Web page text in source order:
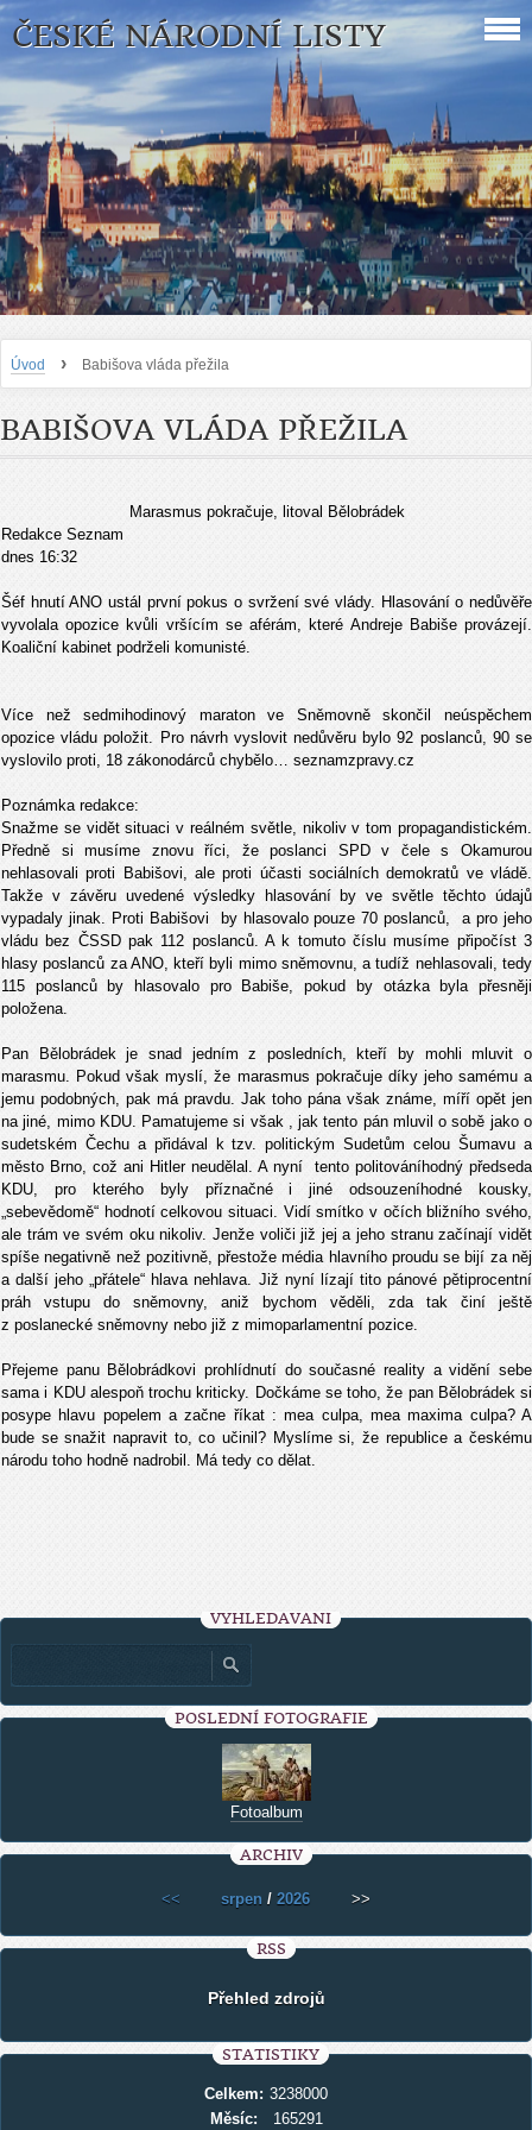
ČESKÉ NÁRODNÍ LISTY
Úvod › Babišova vláda přežila
BABIŠOVA VLÁDA PŘEŽILA
Marasmus pokračuje, litoval Bělobrádek
Redakce Seznam
dnes 16:32
Šéf hnutí ANO ustál první pokus o svržení své vlády. Hlasování o nedůvěře
vyvolala opozice kvůli vršícím se aférám, které Andreje Babiše provázejí.
Koaliční kabinet podrželi komunisté.
Více než sedmihodinový maraton ve Sněmovně skončil neúspěchem
opozice vládu položit. Pro návrh vyslovit nedůvěru bylo 92 poslanců, 90 se
vyslovilo proti, 18 zákonodárců chybělo… seznamzpravy.cz
Poznámka redakce:
Snažme se vidět situaci v reálném světle, nikoliv v tom propagandistickém.
Předně si musíme znovu říci, že poslanci SPD v čele s Okamurou
nehlasovali proti Babišovi, ale proti účasti sociálních demokratů ve vládě.
Takže v závěru uvedené výsledky hlasování by ve světle těchto údajů
vypadaly jinak. Proti Babišovi by hlasovalo pouze 70 poslanců, a pro jeho
vládu bez ČSSD pak 112 poslanců. A k tomuto číslu musíme připočíst 3
hlasy poslanců za ANO, kteří byli mimo sněmovnu, a tudíž nehlasovali, tedy
115 poslanců by hlasovalo pro Babiše, pokud by otázka byla přesněji
položena.
Pan Bělobrádek je snad jedním z posledních, kteří by mohli mluvit o
marasmu. Pokud však myslí, že marasmus pokračuje díky jeho samému a
jemu podobných, pak má pravdu. Jak toho pána však známe, míří opět jen
na jiné, mimo KDU. Pamatujeme si však , jak tento pán mluvil o sobě jako o
sudetském Čechu a přidával k tzv. politickým Sudetům celou Šumavu a
město Brno, což ani Hitler neudělal. A nyní tento politováníhodný předseda
KDU, pro kterého byly příznačné i jiné odsouzeníhodné kousky,
„sebevědomě“ hodnotí celkovou situaci. Vidí smítko v očích bližního svého,
ale trám ve svém oku nikoliv. Jenže voliči již jej a jeho stranu začínají vidět
spíše negativně než pozitivně, přestože média hlavního proudu se bijí za něj
a další jeho „přátele“ hlava nehlava. Již nyní lízají tito pánové pětiprocentní
práh vstupu do sněmovny, aniž bychom věděli, zda tak činí ještě
z poslanecké sněmovny nebo již z mimoparlamentní pozice.
Přejeme panu Bělobrádkovi prohlídnutí do současné reality a vidění sebe
sama i KDU alespoň trochu kriticky. Dočkáme se toho, že pan Bělobrádek si
posype hlavu popelem a začne říkat : mea culpa, mea maxima culpa? A
bude se snažit napravit to, co učinil? Myslíme si, že republice a českému
národu toho hodně nadrobil. Má tedy co dělat.
VYHLEDÁVÁNÍ
POSLEDNÍ FOTOGRAFIE
Fotoalbum
ARCHIV
<< srpen / 2026 >>
RSS
Přehled zdrojů
STATISTIKY
Celkem: 3238000
Měsíc:
165291